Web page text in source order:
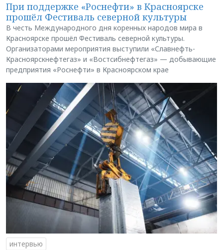
При поддержке «Роснефти» в Красноярске
прошёл Фестиваль северной культуры
В честь Международного дня коренных народов мира в
Красноярске прошёл Фестиваль северной культуры.
Организаторами мероприятия выступили «Славнефть-
Красноярскнефтегаз» и «Востсибнефтегаз» — добывающие
предприятия «Роснефти» в Красноярском крае
интервью